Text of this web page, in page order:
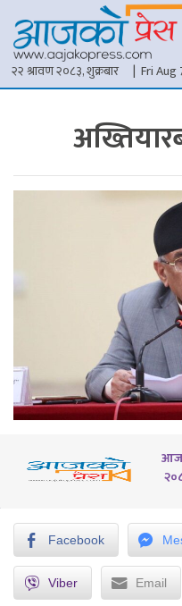
२२ श्रावण २०८३, शुक्रबार | Fri Aug
Facebook
Viber Email